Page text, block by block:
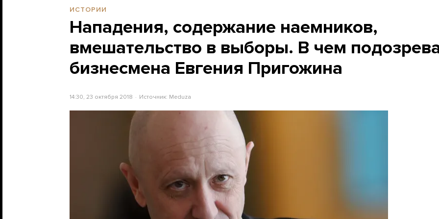
ИСТОРИИ
Нападения, содержание наемников,
вмешательство в выборы. В чем
бизнесмена Евгения Пригожина
14:30, 23 октября 2018 Источник: Meduza